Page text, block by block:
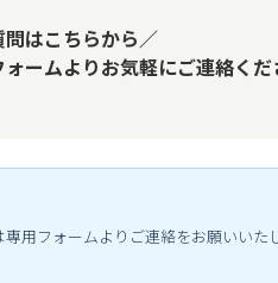
はこちらから／
ームよりお気軽にご連絡くだ
用フォームよりご連絡をお願いいたし